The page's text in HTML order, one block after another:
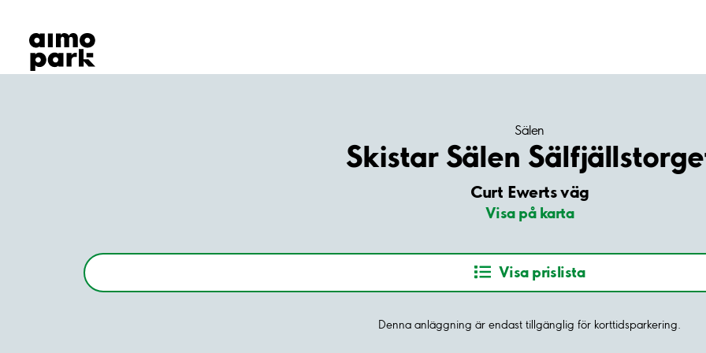
Hitta parkering
Samarbete
Kundservice
Sälen
Skistar Sälen
Curt Ewerts väg
Visa på karta
Visa prislista
Denna anläggning är endast tillgänglig för korttidsparkering.